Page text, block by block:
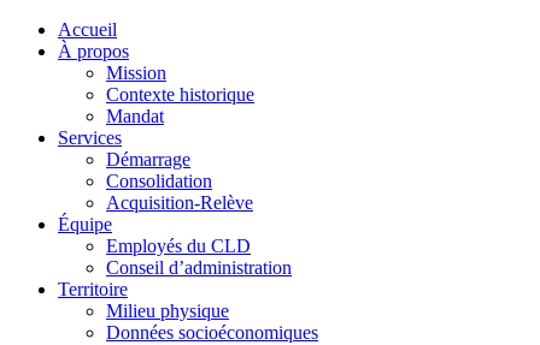
Accueil
À propos
Mission
Contexte historique
Mandat
Services
Démarrage
Consolidation
Acquisition-Relève
Équipe
Employés du CLD
Conseil d’administration
Territoire
Milieu physique
Données socioéconomiques